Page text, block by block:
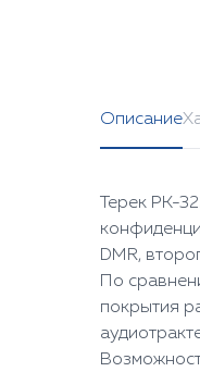
Описание
Терек РК-
DMR,
По
покрытия